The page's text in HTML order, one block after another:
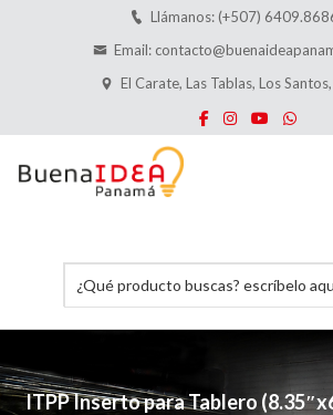
Llámanos: (+507)
Email:
El Carate, Las Tablas, Los
ITPPInserto para Tablero